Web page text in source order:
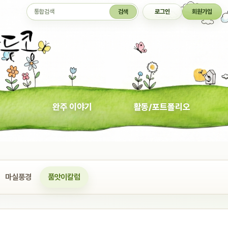
통합검색 검색 로그인 회원가입
완주 이야기 활동/포트폴리오
마실풍경 품앗이칼럼